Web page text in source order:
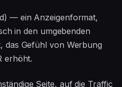
— ein Anzeigenformat,
in den umgebenden
das Gefühl von Werbung
erhöht.
Seite, auf die Traffic